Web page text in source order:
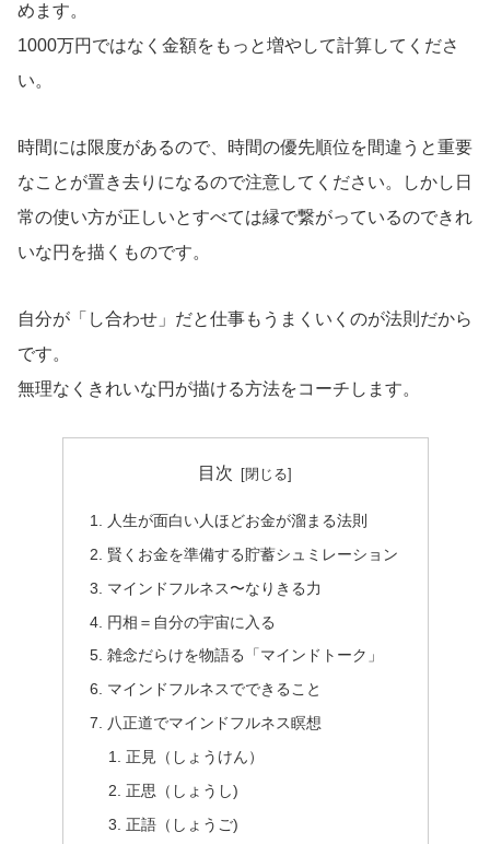
めます。
1000万円ではなく金額をもっと増やして計算してくださ
い。
時間には限度があるので、時間の優先順位を間違うと重要
なことが置き去りになるので注意してください。しかし日
常の使い方が正しいとすべては縁で繋がっているのできれ
いな円を描くものです。
自分が「し合わせ」だと仕事もうまくいくのが法則だから
です。
無理なくきれいな円が描ける方法をコーチします。
目次
人生が面白い人ほどお金が溜まる法則
賢くお金を準備する貯蓄シュミレーション
マインドフルネス〜なりきる力
円相＝自分の宇宙に入る
雑念だらけを物語る「マインドトーク」
マインドフルネスでできること
八正道でマインドフルネス瞑想
正見（しょうけん）
正思（しょうし)
正語（しょうご)